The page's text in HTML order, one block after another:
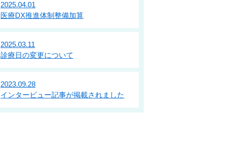
2025.04.01
医療DX推進体制整備加算
2025.03.11
診療日の変更について
2023.09.28
インタービュー記事が掲載されました